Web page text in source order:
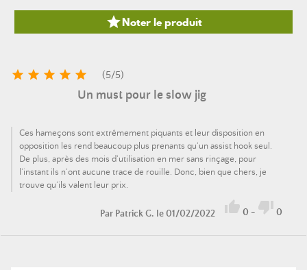
Noter le produit
     (5/5)
Un must pour le slow jig
Ces hameçons sont extrêmement piquants et leur disposition en
opposition les rend beaucoup plus prenants qu’un assist hook seul.
De plus, après des mois d’utilisation en mer sans rinçage, pour
l’instant ils n’ont aucune trace de rouille. Donc, bien que chers, je
trouve qu’ils valent leur prix.
Par Patrick G. le 01/02/2022  0 -  0